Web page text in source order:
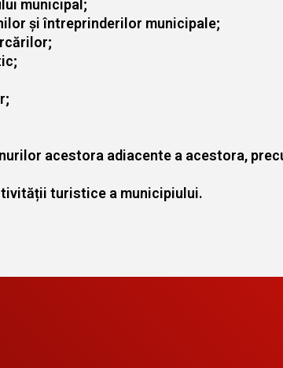
municipal;
și întreprinderilor municipale;
acestora adiacente a acestora,
turistice a municipiului.